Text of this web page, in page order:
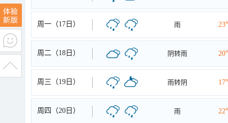
周一（17日） 雨
周二（18日） 阴转雨
周三（19日） 雨转阴
周四（20日） 雨